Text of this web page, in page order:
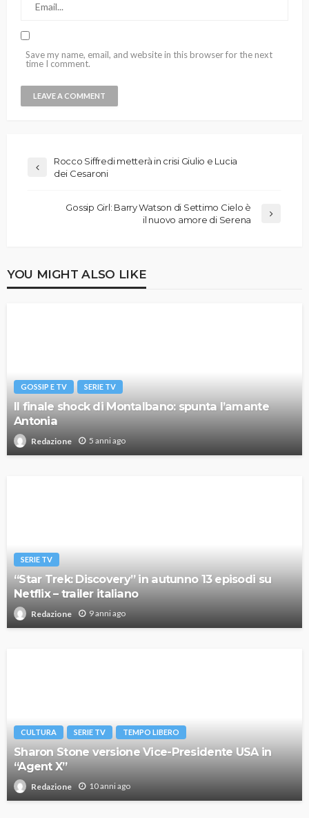
Save my name, email, and website in this browser for the next
time I comment.
Rocco Siffredi metterà in crisi Giulio e Lucia
dei Cesaroni
Gossip Girl: Barry Watson di Settimo Cielo è
il nuovo amore di Serena
YOU MIGHT ALSO LIKE
GOSSIP E TV SERIE TV
Il finale shock di Montalbano: spunta l’amante
Antonia
Redazione 5 anni ago
SERIE TV
“Star Trek: Discovery” in autunno 13 episodi su
Netflix – trailer italiano
Redazione 9 anni ago
CULTURA SERIE TV TEMPO LIBERO
Sharon Stone versione Vice-Presidente USA in
“Agent X”
Redazione 10 anni ago